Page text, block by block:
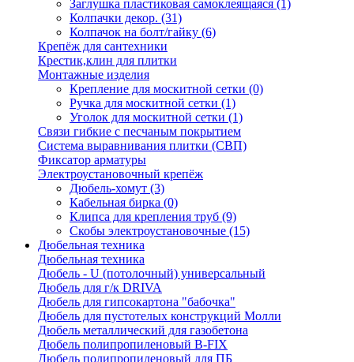
Заглушка пластиковая самоклеящаяся (1)
Колпачки декор. (31)
Колпачок на болт/гайку (6)
Крепёж для сантехники
Крестик,клин для плитки
Монтажные изделия
Крепление для москитной сетки (0)
Ручка для москитной сетки (1)
Уголок для москитной сетки (1)
Связи гибкие с песчаным покрытием
Система выравнивания плитки (СВП)
Фиксатор арматуры
Электроустановочный крепёж
Дюбель-хомут (3)
Кабельная бирка (0)
Клипса для крепления труб (9)
Скобы электроустановочные (15)
Дюбельная техника
Дюбельная техника
Дюбель - U (потолочный) универсальный
Дюбель для г/к DRIVA
Дюбель для гипсокартона "бабочка"
Дюбель для пустотелых конструкций Молли
Дюбель металлический для газобетона
Дюбель полипропиленовый В-FIX
Дюбель полипропиленовый для ПБ